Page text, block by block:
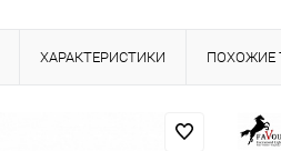
ХАРАКТЕРИСТИКИ ПОХОЖИЕ